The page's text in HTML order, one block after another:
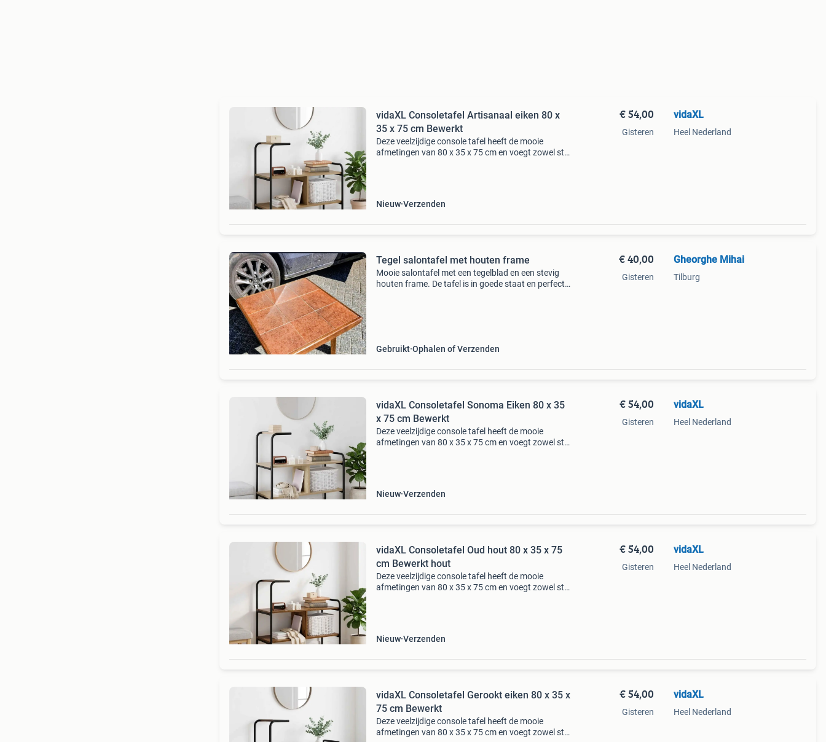
vidaXL Consoletafel Artisanaal eiken 80 x
35 x 75 cm Bewerkt
Deze veelzijdige console tafel heeft de mooie
afmetingen van 80 x 35 x 75 cm en voegt zowel stijl
Nieuw Verzenden
€ 54,00
Gisteren
vidaXL
Heel Nederland
Tegel salontafel met houten frame
Mooie salontafel met een tegelblad en een stevig
houten frame. De tafel is in goede staat en perfect
Gebruikt Ophalen of Verzenden
€ 40,00
Gisteren
Gheorghe Mihai
Tilburg
vidaXL Consoletafel Sonoma Eiken 80 x 35
x 75 cm Bewerkt
Deze veelzijdige console tafel heeft de mooie
afmetingen van 80 x 35 x 75 cm en voegt zowel stijl
Nieuw Verzenden
€ 54,00
Gisteren
vidaXL
Heel Nederland
vidaXL Consoletafel Oud hout 80 x 35 x 75
cm Bewerkt hout
Deze veelzijdige console tafel heeft de mooie
afmetingen van 80 x 35 x 75 cm en voegt zowel stijl
Nieuw Verzenden
€ 54,00
Gisteren
vidaXL
Heel Nederland
vidaXL Consoletafel Gerookt eiken 80 x 35 x
75 cm Bewerkt
Deze veelzijdige console tafel heeft de mooie
afmetingen van 80 x 35 x 75 cm en voegt zowel stijl
€ 54,00
Gisteren
vidaXL
Heel Nederland